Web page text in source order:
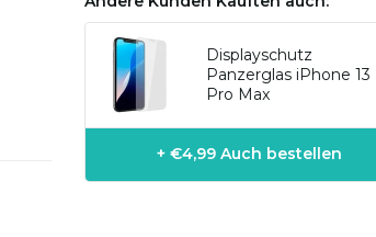
Displayschutz
Panzerglas iPhone 13
Pro Max
+ €4,99 Auch bestellen